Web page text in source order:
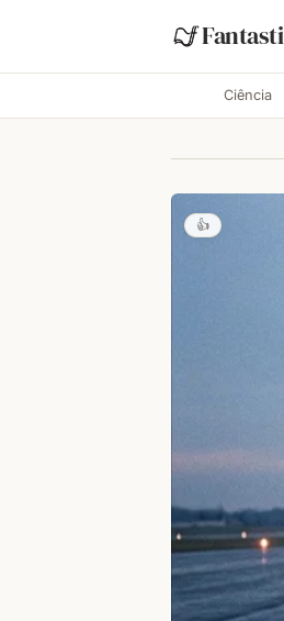
Ciência
👍